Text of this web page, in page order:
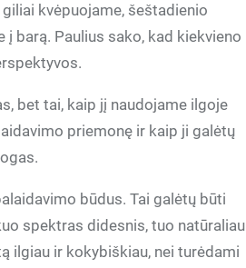
kvėpuojame, šeštadienio
barą. Paulius sako, kad kiekvieno
bet tai, kaip jį naudojame ilgoje
priemonę ir kaip ji galėtų
būdus. Tai galėtų būti
spektras didesnis, tuo natūraliau
ilgiau ir kokybiškiau, nei turėdami